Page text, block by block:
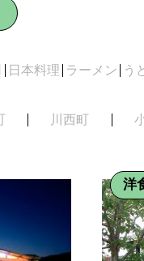
日本料理 ラーメン う
川西町
洋